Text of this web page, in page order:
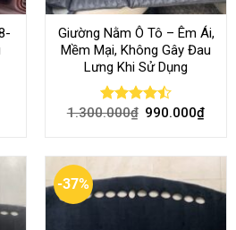
Giường Nằm Ô Tô – Êm Ái,
Mềm Mại, Không Gây Đau
Lưng Khi Sử Dụng
Rated
1.300.000₫ 990.000₫
-37%